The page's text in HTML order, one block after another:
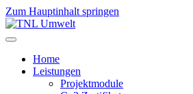
Zum Hauptinhalt springen
Home
Leistungen
Projektmodule